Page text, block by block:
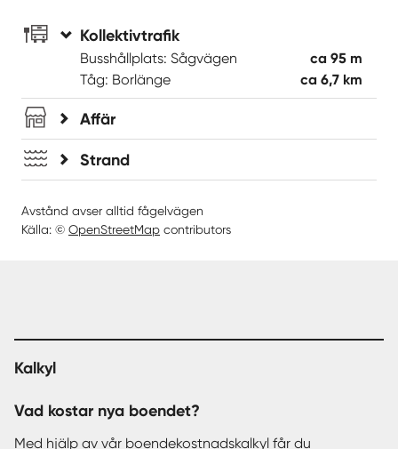
Kollektivtrafik
Busshållplats: Sågvägen
ca 95 m
Tåg: Borlänge
ca 6,7 km
Affär
Strand
Avstånd avser alltid fågelvägen
Källa: © OpenStreetMap contributors
Kalkyl
Vad kostar nya boendet?
Med hjälp av vår boendekostnadskalkyl får du